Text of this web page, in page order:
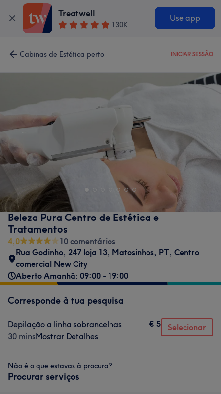
Treatwell
130K
Use app
Cabinas de Estética perto INICIAR SESSÃO
Beleza Pura Centro de Estética e
Tratamentos
4,0
10 comentários
Rua Godinho, 247 loja 13, Matosinhos, PT, Centro
comercial New City
Aberto Amanhã: 09:00 - 19:00
Corresponde à tua pesquisa
Depilação a linha sobrancelhas
30 minsMostrar Detalhes
€ 5 Selecionar
Não é o que estavas à procura?
Procurar serviços